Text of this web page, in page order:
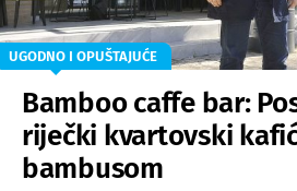
UGODNO I OPUŠTAJUĆE
Bamboo caffe bar:
riječki kvartovski
bambusom